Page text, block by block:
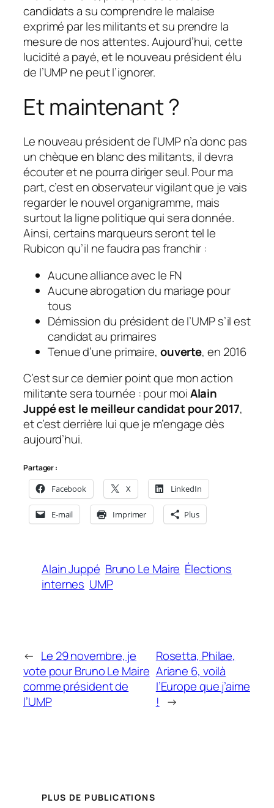
candidats a su comprendre le malaise
exprimé par les militants et su prendre la
mesure de nos attentes. Aujourd’hui, cette
lucidité a payé, et le nouveau président élu
de l’UMP ne peut l’ignorer.
Et maintenant ?
Le nouveau président de l’UMP n’a donc pas
un chèque en blanc des militants, il devra
écouter et ne pourra diriger seul. Pour ma
part, c’est en observateur vigilant que je vais
regarder le nouvel organigramme, mais
surtout la ligne politique qui sera donnée.
Ainsi, certains marqueurs seront tel le
Rubicon qu’il ne faudra pas franchir :
Aucune alliance avec le FN
Aucune abrogation du mariage pour
tous
Démission du président de l’UMP s’il est
candidat au primaires
Tenue d’une primaire, ouverte, en 2016
C’est sur ce dernier point que mon action
militante sera tournée : pour moiAlain
Juppé est le meilleur candidat pour 2017,
et c’est derrière lui que je m’engage dès
aujourd’hui.
Partager :
Facebook X LinkedIn
E-mail Imprimer Plus
Alain Juppé Bruno Le Maire Élections
internes UMP
← Le 29 novembre, je
vote pour Bruno Le Maire
comme président de
l’UMP
Rosetta, Philae,
Ariane 6, voilà
l’Europe que j’aime
! →
PLUS DE PUBLICATIONS